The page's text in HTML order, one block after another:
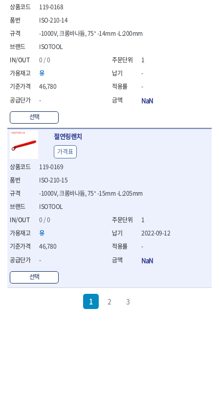
119-0168
ISOTOOL
0 / 0
유
46,780
-
선택
ISO-210-14
-1000V, 크롬바나듐, 75° -14mm -L:200mm
1
-
-
NaN
절연링렌치
119-0169
ISOTOOL
0 / 0
유
46,780
-
선택
ISO-210-15
-1000V, 크롬바나듐, 75° -15mm -L:205mm
가격표
1
2022-09-12
-
NaN
1 2 3